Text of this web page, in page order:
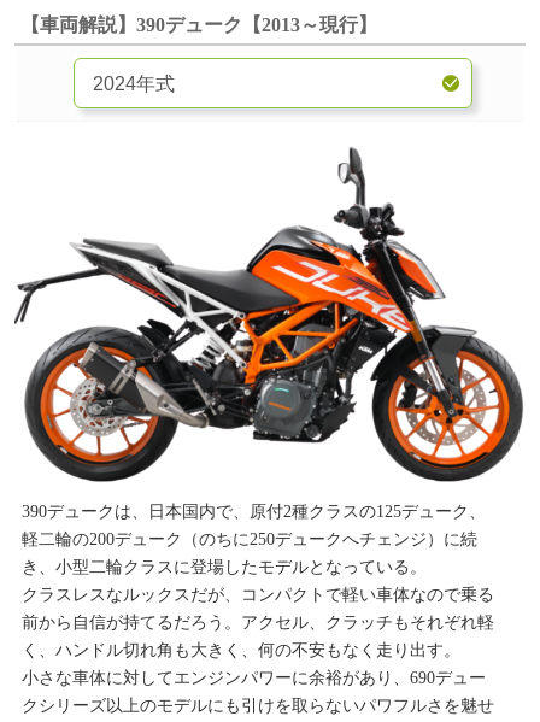
【車両解説】390デューク【2013～現行】
390デュークは、日本国内で、原付2種クラスの125デューク、
軽二輪の200デューク（のちに250デュークへチェンジ）に続
き、小型二輪クラスに登場したモデルとなっている。
クラスレスなルックスだが、コンパクトで軽い車体なので乗る
前から自信が持てるだろう。アクセル、クラッチもそれぞれ軽
く、ハンドル切れ角も大きく、何の不安もなく走り出す。
小さな車体に対してエンジンパワーに余裕があり、690デュー
クシリーズ以上のモデルにも引けを取らないパワフルさを魅せ